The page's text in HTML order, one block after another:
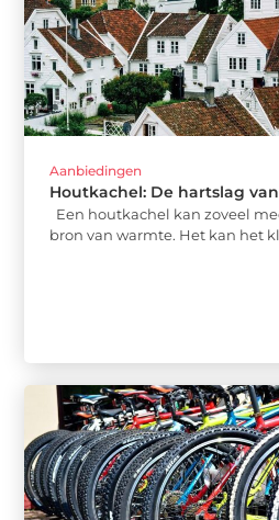
Aanbiedingen
Houtkachel: De hartslag
Een houtkachel kan zoveel
bron van warmte. Het kan het